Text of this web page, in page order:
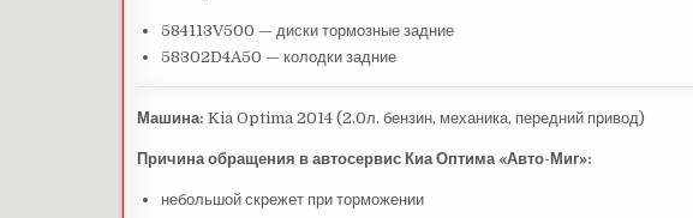
584113V500 — диски тормозные задние
58302D4A50 — колодки задние
Машина: Kia Optima 2014 (2.0л. бензин, механика, передний привод)
Причина обращения в автосервис Киа Оптима «Авто-Миг»:
небольшой скрежет при торможении